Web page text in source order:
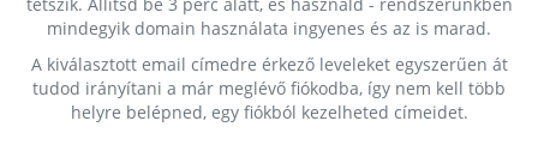
mindegyik domain használata ingyenes és az is marad.
A kiválasztott email címedre érkező leveleket egyszerűen át
tudod irányítani a már meglévő fiókodba, így nem kell több
helyre belépned, egy fiókból kezelheted címeidet.